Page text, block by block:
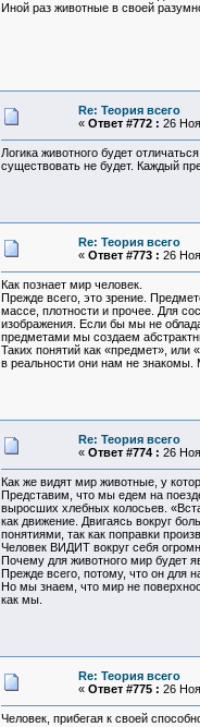
Иной раз животные в своей
Re: Теория всего
« Ответ #772 : 26
Логика животного будет
существовать не будет. Каждый
Re: Теория всего
« Ответ #773 : 26
Как познает мир человек.
Прежде всего, это зрение.
массе, плотности и прочее. Для
изображения. Если бы мы не
предметами мы создаем
Таких понятий как «предмет»,
в реальности они нам не
Re: Теория всего
« Ответ #774 : 26
Как же видят мир животные, у
Представим, что мы едем на
выросших хлебных колосьев.
как движение. Двигаясь вокруг
понятиями, так как поправки
Человек ВИДИТ вокруг себя
Почему для животного мир будет
Прежде всего, потому, что он для
Но мы знаем, что мир не
как мы.
Re: Теория всего
« Ответ #775 : 26
Человек, прибегая к своей